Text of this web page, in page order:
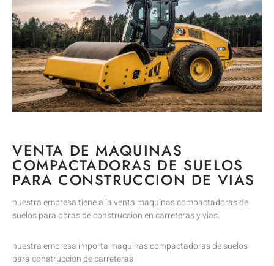
VENTA DE MAQUINAS
COMPACTADORAS DE SUELOS
PARA CONSTRUCCION DE VIAS
nuestra empresa tiene a la venta maquinas compactadoras de
suelos para obras de construccion en carreteras y vias.
nuestra empresa importa maquinas compactadoras de suelos
para construccion de carreteras